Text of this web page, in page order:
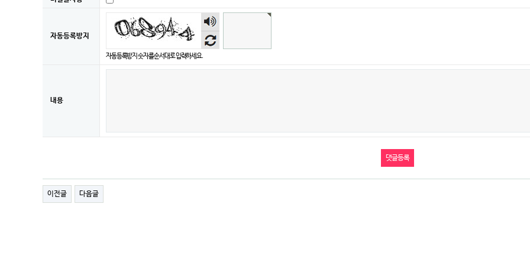
자동등록방지
숫자
음성
듣기
자동등록방지 숫자를 순서대로 입력하세요.
내용
이전글 다음글